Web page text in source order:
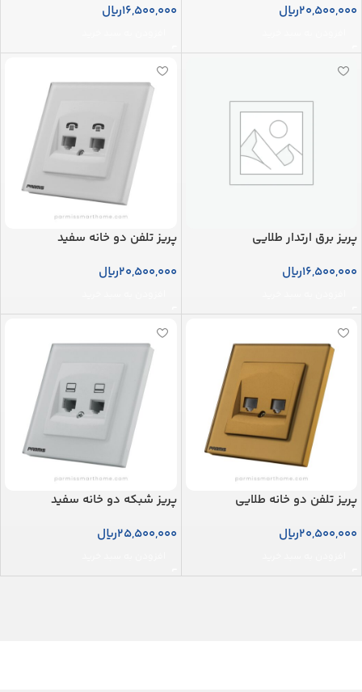
20,500,000ریال
16,500,000ریال
پریز برق ارتدار طلایی
16,500,000ریال
پریز تلفن دو خانه سفید
20,500,000ریال
پریز تلفن دو خانه طلایی
20,500,000ریال
پریز شبکه دو خانه سفید
25,500,000ریال